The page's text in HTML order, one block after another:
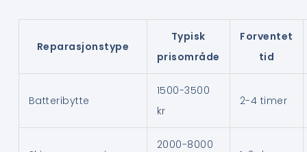
Reparasjonstype
Typisk
prisområde
Forventet
tid
Batteribytte
1500-3500
kr
2-4 timer
2000-8000